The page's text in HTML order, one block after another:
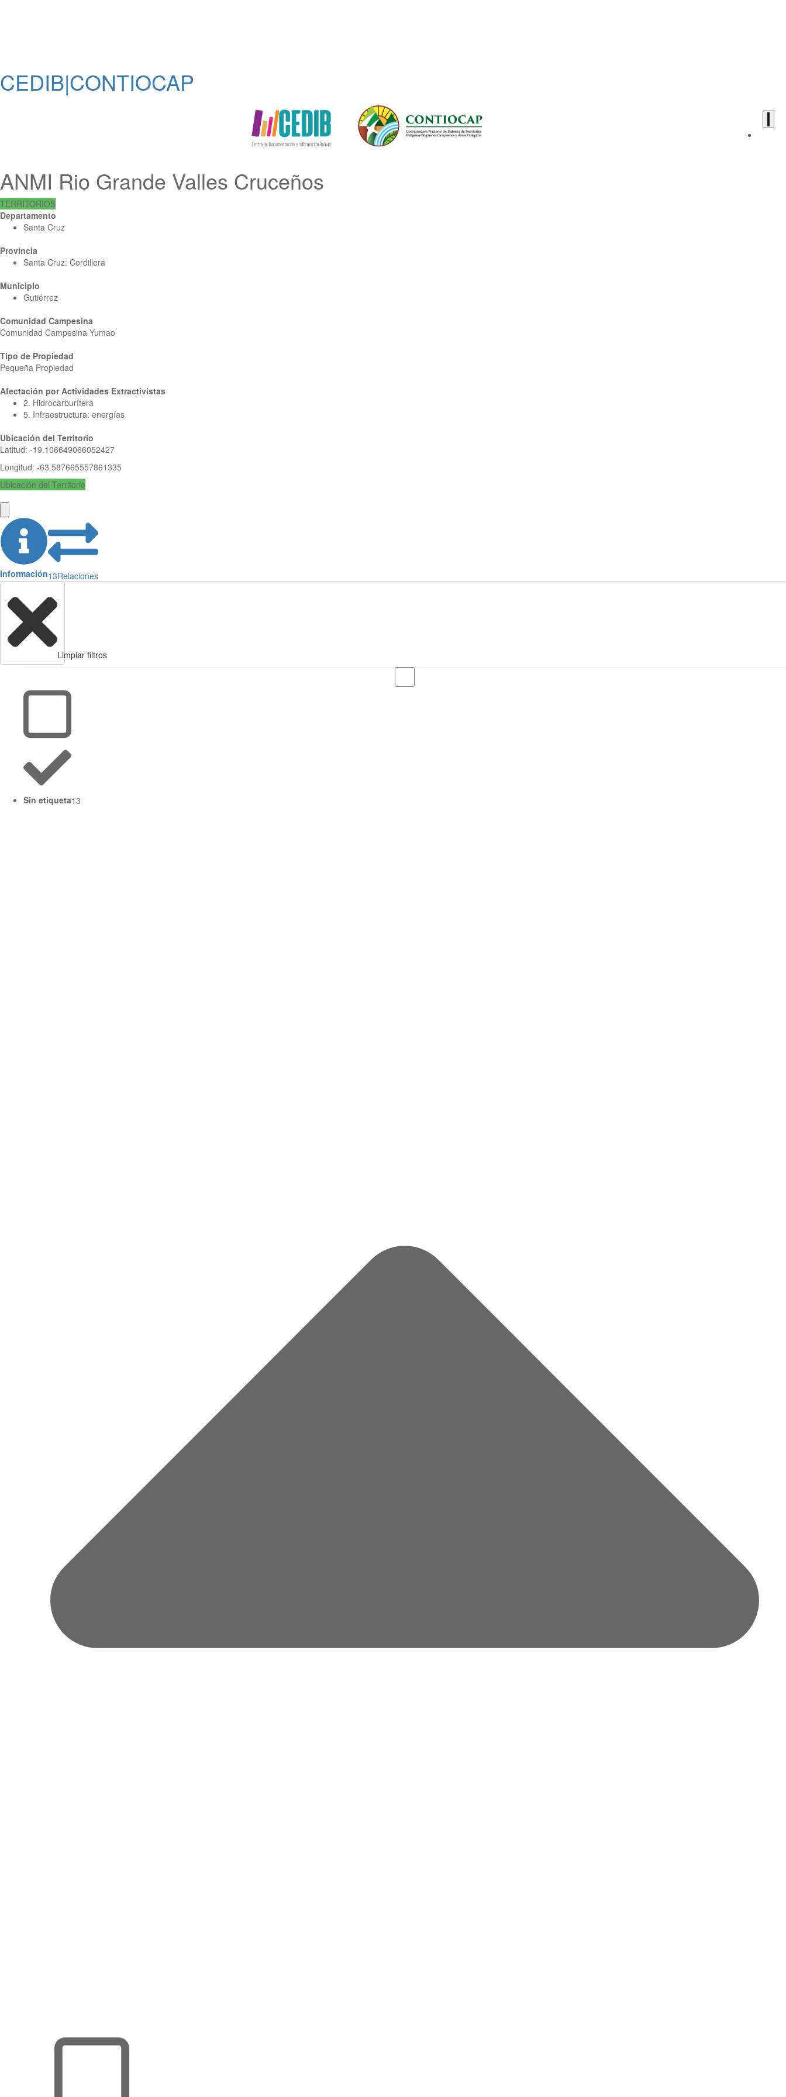
CEDIB|CONTIOCAP
ANMI Rio Grande Valles Cruceños
TERRITORIOS
Departamento
Santa Cruz
Provincia
Santa Cruz: Cordillera
Municipio
Gutiérrez
Comunidad Campesina
Comunidad Campesina Yumao
Tipo de Propiedad
Pequeña Propiedad
Afectación por Actividades Extractivistas
2. Hidrocarburífera
5. Infraestructura: energías
Ubicación del Territorio
Latitud: -19.106649066052427
Longitud: -63.587665557861335
Ubicación del Territorio
Información13Relaciones
Limpiar filtros
Sin etiqueta13